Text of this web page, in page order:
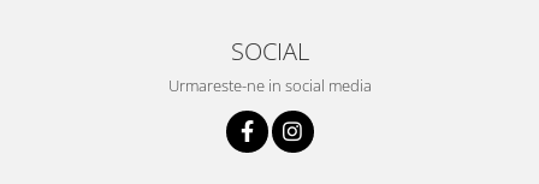
SOCIAL
Urmareste-ne in social media